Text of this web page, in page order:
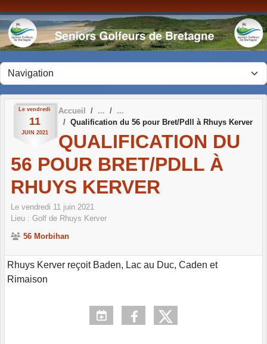
Le vendredi
11
JUIN 2021
Accueil
Qualification du 56 pour Bret/Pdll à Rhuys Kerver
QUALIFICATION DU
56 POUR BRET/PDLL À
RHUYS KERVER
Le vendredi 11 juin 2021
Lieu : Golf de Rhuys Kerver
56 Morbihan
Rhuys Kerver reçoit Baden, Lac au Duc, Caden et
Rimaison